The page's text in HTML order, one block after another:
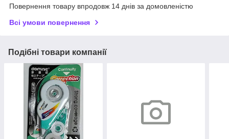
Повернення товару впродовж 14 днів за домовленістю
Всі умови повернення
Подібні товари компанії